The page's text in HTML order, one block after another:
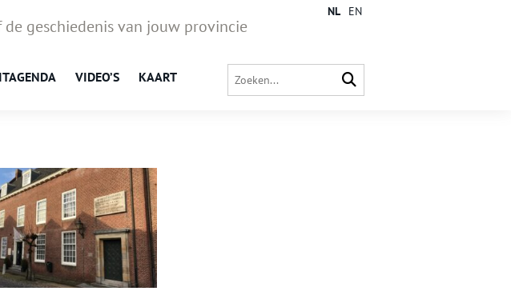
de geschiedenis van jouw provincie
VIDEO’S KAART
NL EN